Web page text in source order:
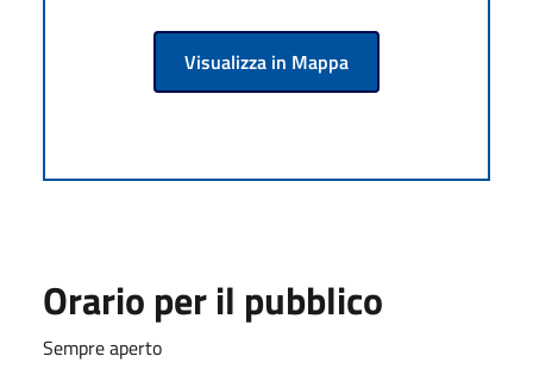
Visualizza in Mappa
Orario per il pubblico
Sempre aperto